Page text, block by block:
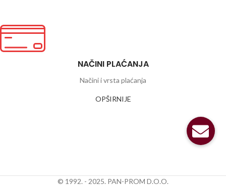
NAČINI PLAĆANJA
Načini i vrsta plaćanja
OPŠIRNIJE
© 1992. - 2025. PAN-PROM D.O.O.